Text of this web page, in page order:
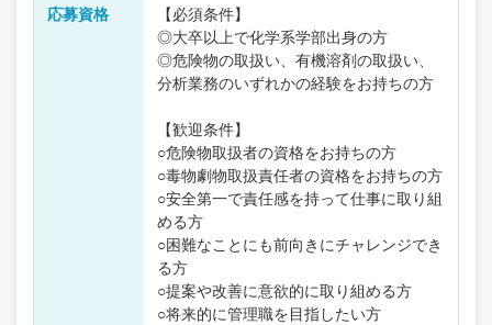
応募資格
【必須条件】
◎大卒以上で化学系学部出身の方
◎危険物の取扱い、有機溶剤の取扱い、
分析業務のいずれかの経験をお持ちの方
【歓迎条件】
○危険物取扱者の資格をお持ちの方
○毒物劇物取扱責任者の資格をお持ちの方
○安全第一で責任感を持って仕事に取り組
める方
○困難なことにも前向きにチャレンジでき
る方
○提案や改善に意欲的に取り組める方
○将来的に管理職を目指したい方